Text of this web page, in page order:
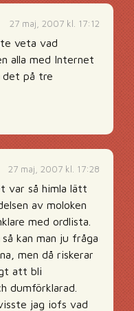
27 maj, 2007 kl. 17:12
veta vad
alla med Internet
det på tre
27 maj, 2007 kl. 17:28
var så himla lätt
av moloken
med ordlista.
kan man ju fråga
men då riskerar
att bli
dumförklarad.
jag iofs vad